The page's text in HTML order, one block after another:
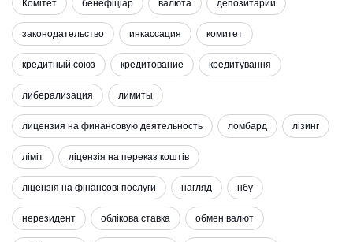
Комітет бенефіціар валюта депозитарий
законодательство инкассация комитет
кредитный союз кредитование кредитування
либерализация лимиты
лицензия на финансовую деятельность ломбард лізинг
ліміт ліцензія на переказ коштів
ліцензія на фінансові послуги нагляд нбу
нерезидент облікова ставка обмен валют